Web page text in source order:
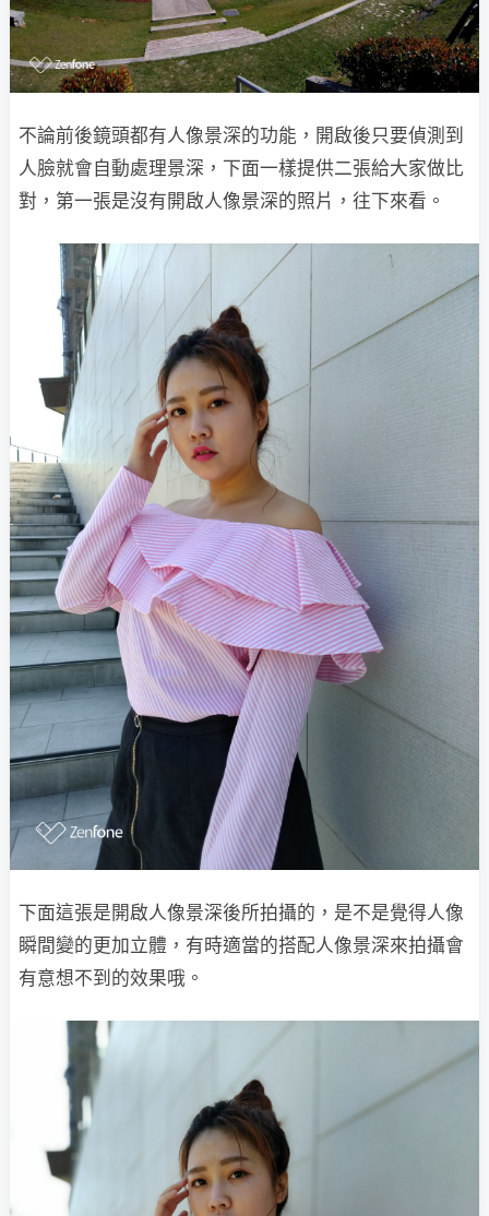
不論前後鏡頭都有人像景深的功能，開啟後只要偵測到
人臉就會自動處理景深，下面一樣提供二張給大家做比
對，第一張是沒有開啟人像景深的照片，往下來看。
下面這張是開啟人像景深後所拍攝的，是不是覺得人像
瞬間變的更加立體，有時適當的搭配人像景深來拍攝會
有意想不到的效果哦。